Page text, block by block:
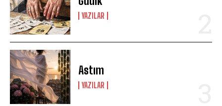
YAZILAR
Astım
YAZILAR